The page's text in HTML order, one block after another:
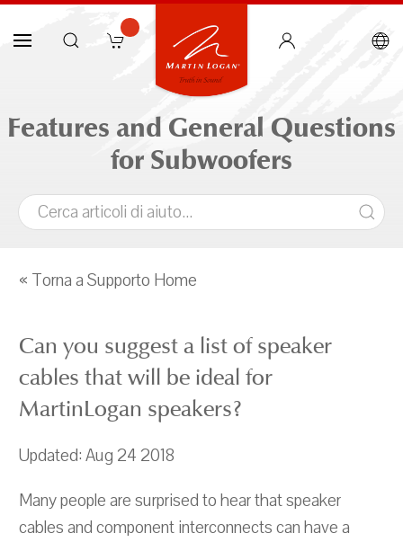
Features and General Questions
for Subwoofers
« Torna a Supporto Home
Can you suggest a list of speaker
cables that will be ideal for
MartinLogan speakers?
Updated: Aug 24 2018
Many people are surprised to hear that speaker
cables and component interconnects can have a